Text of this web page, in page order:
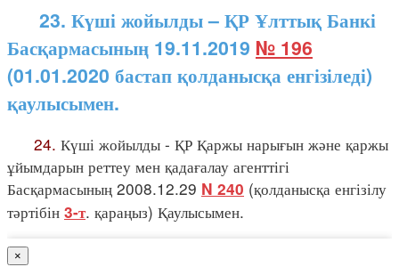
23. Күші жойылды – ҚР Ұлттық Банкі
Басқармасының 19.11.2019 № 196
(01.01.2020 бастап қолданысқа енгізіледі)
қаулысымен.
24. Күші жойылды - ҚР Қаржы нарығын және қаржы
ұйымдарын реттеу мен қадағалау агенттігі
Басқармасының 2008.12.29 N 240 (қолданысқа енгізілу
тәртібін 3-т. қараңыз) Қаулысымен.
×